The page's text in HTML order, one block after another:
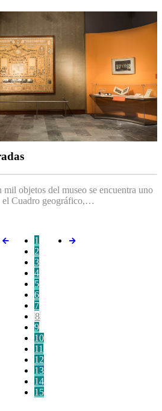
objetos del museo se encuentra uno
el Cuadro geográfico,…
1
2
3
4
5
6
7
8
9
10
11
12
13
14
15